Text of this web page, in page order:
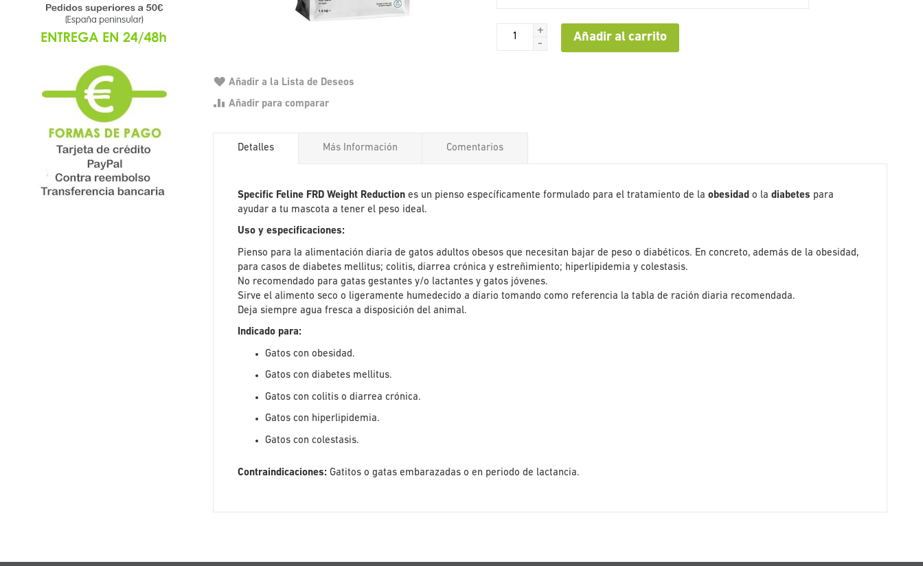
+
-
Añadir al carrito
Añadir a la Lista de Deseos
Añadir para comparar
la
imágenes
Detalles
Specific Feline FRD Weight Reduction es un pienso específicamente formulado para el tratamiento de laobesidad o ladiabetes para
ayudar a tu mascota a tener el peso ideal.
Uso y especificaciones:
Pienso para la alimentación diaria de gatos adultos obesos que necesitan bajar de peso o diabéticos. En concreto, además de la obesidad,
para casos de diabetes mellitus; colitis, diarrea crónica y estreñimiento; hiperlipidemia y colestasis.
No recomendado para gatas gestantes y/o lactantes y gatos jóvenes.
Sirve el alimento seco o ligeramente humedecido a diario tomando como referencia la tabla de ración diaria recomendada.
Deja siempre agua fresca a disposición del animal.
Indicado para:
Gatos con obesidad.
Gatos con diabetes mellitus.
Gatos con colitis o diarrea crónica.
Gatos con hiperlipidemia.
Gatos con colestasis.
Contraindicaciones: Gatitos o gatas embarazadas o en periodo de lactancia.
Más Información Comentarios